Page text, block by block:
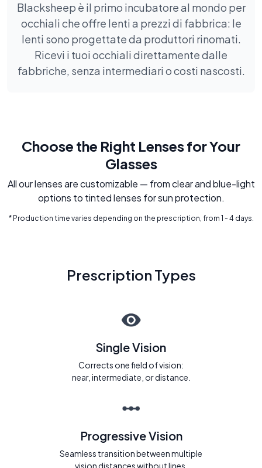
Blacksheep è il primo incubatore al mondo per
occhiali che offre lenti a prezzi di fabbrica: le
lenti sono progettate da produttori rinomati.
Ricevi i tuoi occhiali direttamente dalle
fabbriche, senza intermediari o costi nascosti.
Choose the Right Lenses for Your
Glasses
All our lenses are customizable — from clear and blue-light
options to tinted lenses for sun protection.
* Production time varies depending on the prescription, from 1 - 4 days.
Prescription Types
Single Vision
Corrects one field of vision:
near, intermediate, or distance.
Progressive Vision
Seamless transition between multiple
vision distances without lines.